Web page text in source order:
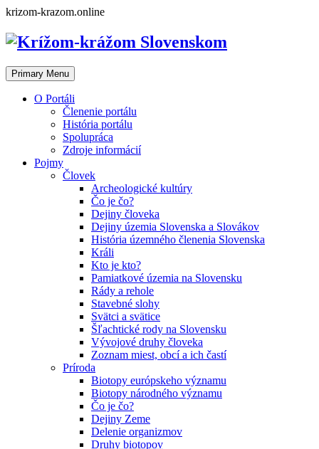
Skip
content
krizom-krazom.online
Primary Menu
O Portáli
Členenie portálu
História portálu
Spolupráca
Zdroje informácií
Pojmy
Človek
Archeologické kultúry
Čo je čo?
Dejiny človeka
Dejiny územia Slovenska a Slovákov
História územného členenia Slovenska
Králi
Kto je kto?
Pamiatkové územia na Slovensku
Rády a rehole
Stavebné slohy
Svätci a svätice
Šľachtické rody na Slovensku
Vývojové druhy človeka
Zoznam miest, obcí a ich častí
Príroda
Biotopy európskeho významu
Biotopy národného významu
Čo je čo?
Dejiny Zeme
Delenie organizmov
Druhy biotopov